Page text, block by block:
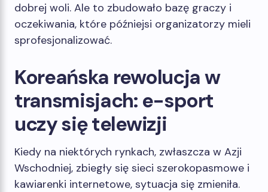
dobrej woli. Ale to zbudowało bazę graczy i
oczekiwania, które późniejsi organizatorzy mieli
sprofesjonalizować.
Koreańska rewolucja w
transmisjach: e-sport
uczy się telewizji
Kiedy na niektórych rynkach, zwłaszcza w Azji
Wschodniej, zbiegły się sieci szerokopasmowe i
kawiarenki internetowe, sytuacja się zmieniła.